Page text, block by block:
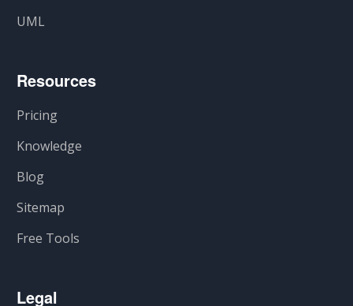
UML
Resources
Pricing
Knowledge
Blog
Sitemap
Free Tools
Legal